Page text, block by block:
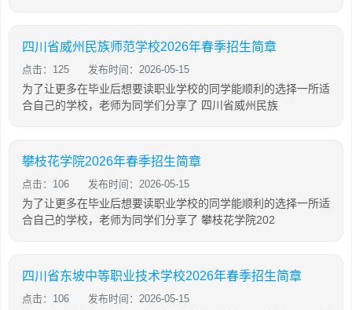
四川省威州民族师范学校2026年春季招生简章
点击：125 发布时间：2026-05-15
为了让更多在毕业后想要读职业学校的同学能顺利的选择一所适
合自己的学校，老师为同学们分享了 四川省威州民族
攀枝花学院2026年春季招生简章
点击：106 发布时间：2026-05-15
为了让更多在毕业后想要读职业学校的同学能顺利的选择一所适
合自己的学校，老师为同学们分享了 攀枝花学院202
四川省东坡中等职业技术学校2026年春季招生简章
点击：106 发布时间：2026-05-15